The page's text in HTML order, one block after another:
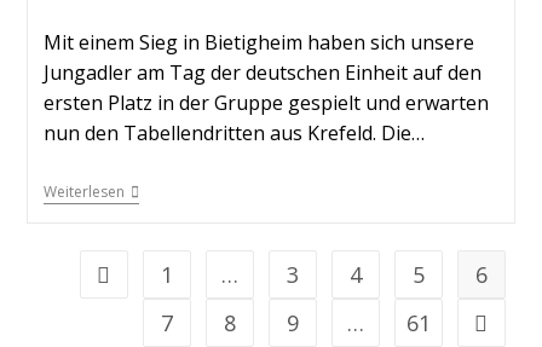
Mit einem Sieg in Bietigheim haben sich unsere
Jungadler am Tag der deutschen Einheit auf den
ersten Platz in der Gruppe gespielt und erwarten
nun den Tabellendritten aus Krefeld. Die…
Weiterlesen
1 … 3 4 5
6
7
8 9 … 61